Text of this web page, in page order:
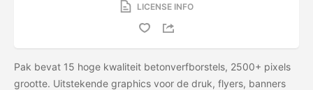
LICENSE INFO
Pak bevat 15 hoge kwaliteit betonverfborstels, 2500+ pixels
grootte. Uitstekende graphics voor de druk, flyers, banners